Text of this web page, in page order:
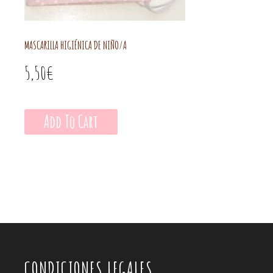
MASCARILLA HIGIÉNICA DE NIÑO/A
5,50€
Add To Cart